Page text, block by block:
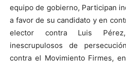
equipo de gobierno, Participan
a favor de su candidato y en
elector contra Luis
inescrupulosos de
contra el Movimiento Firmes,